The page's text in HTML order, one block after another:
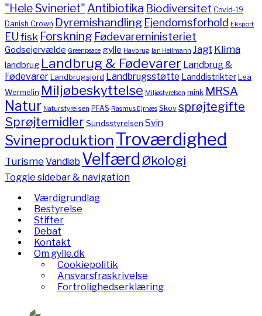
"Hele Svineriet" Antibiotika Biodiversitet Covid-19
Danish Crown Dyremishandling Ejendomsforhold Eksport
EUfisk Forskning Fødevareministeriet
Godsejervælde Greenpeace gylle Havbrug Ian Heilmann Jagt Klima
landbrug Landbrug & Fødevarer Landbrug &
FødevarerLandbrugsjord Landbrugsstøtte LanddistrikterLea
Wermelin Miljøbeskyttelse Miljøstyrelsen mink MRSA
Natur Naturstyrelsen PFAS Rasmus Ejrnæs Skov sprøjtegifte
Sprøjtemidler Sundsstyrelsen Svin
Svineproduktion Troværdighed
TurismeVandløb Velfærd Økologi
Toggle sidebar & navigation
Værdigrundlag
Bestyrelse
Stifter
Debat
Kontakt
Om gylle.dk
Cookiepolitik
Ansvarsfraskrivelse
Fortrolighedserklæring